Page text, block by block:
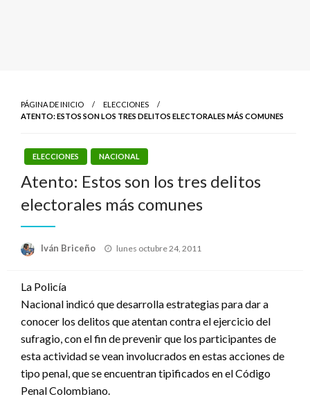
PÁGINA DE INICIO
ELECCIONES
ATENTO: ESTOS SON LOS TRES DELITOS ELECTORALES MÁS COMUNES
ELECCIONES NACIONAL
Atento: Estos son los tres delitos
electorales más comunes
Iván Briceño
Publicado
lunes octubre 24, 2011
La Policía
Nacional indicó que desarrolla estrategias para dar a
conocer los delitos que atentan contra el ejercicio del
sufragio, con el fin de prevenir que los participantes de
esta actividad se vean involucrados en estas acciones de
tipo penal, que se encuentran tipificados en el Código
Penal Colombiano.